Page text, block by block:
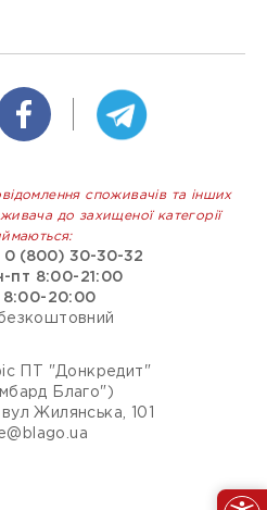
споживачів та інших
до захищеної категорії
0 (800) 30-30-32
пт 8:00-21:00
8:00-20:00
безкоштовний
ПТ "Донкредит"
Благо")
Жилянська, 101